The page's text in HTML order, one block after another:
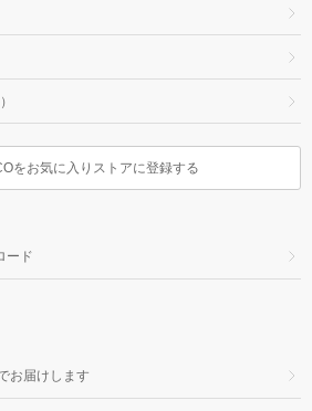
をお気に入りストアに登録する
ード
お届けします